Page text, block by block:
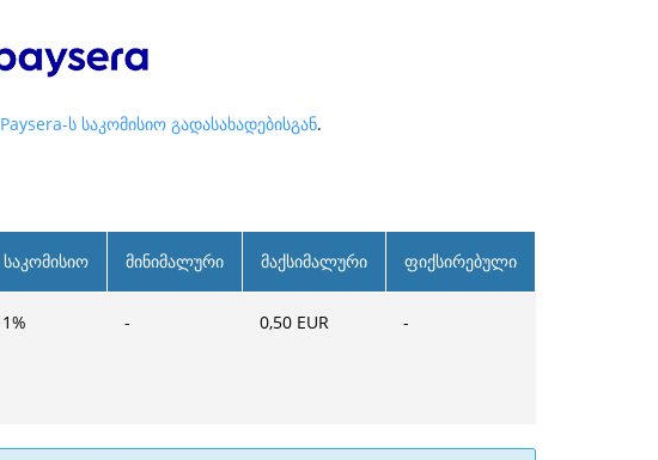
Paysera-ს საკომისიო გადასახადებისგან.
საკომისიო მინიმალური მაქსიმალური ფიქსირებული
1% - 0,50 EUR -